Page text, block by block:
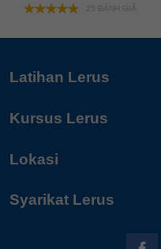
25 ĐÁNH GIÁ
Latihan Lerus
Kursus Lerus
Lokasi
Syarikat Lerus